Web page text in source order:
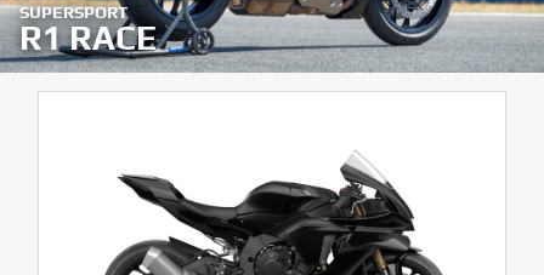
SUPERSPORT
R1 RACE